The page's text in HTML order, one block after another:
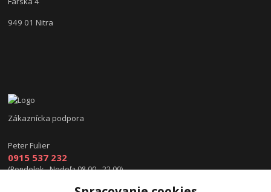
949 01 Nitra
Zákaznícka podpora
Peter Fulier
0915 537 232
(Pondelok - Nedeľa 08.00 - 22.00)